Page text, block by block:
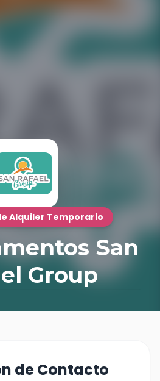
Alquiler Temporario
San
Group
de Contacto